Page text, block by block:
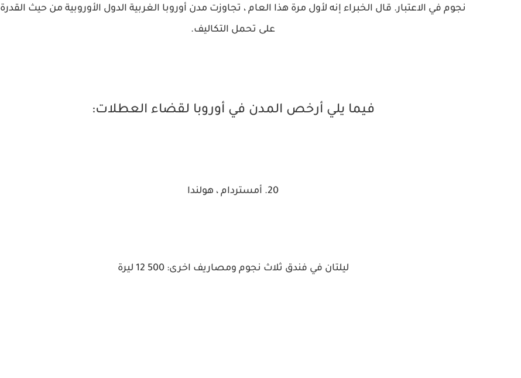
نجوم في الاعتبار. قال الخبراء إنه لأول مرة هذا العام ، تجاوزت مدن أوروبا الغربية الدول الأوروبية من حيث القدرة
على تحمل التكاليف.
فيما يلي أرخص المدن في أوروبا لقضاء العطلات:
20. أمستردام ، هولندا
ليلتان في فندق ثلاث نجوم ومصاريف اخرى: 500 12 ليرة